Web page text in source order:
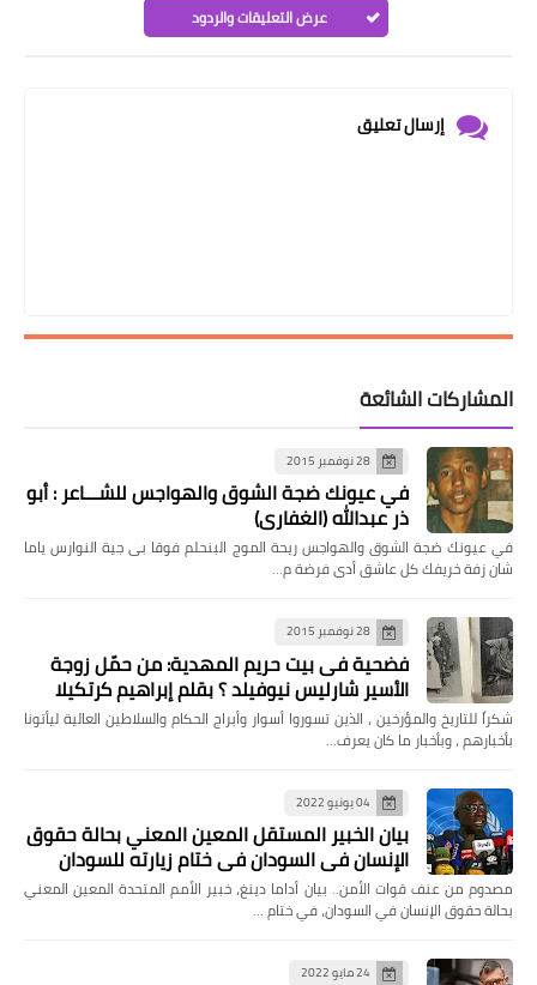
عرض التعليقات والردود
إرسال تعليق
المشاركات الشائعة
28 نوفمبر 2015
في عيونك ضجة الشوق والهواجس للشـــاعر : أبو
ذر عبدالله (الغفاري)
في عيونك ضجة الشوق والهواجس ريحة الموج البنحلم فوقا بى جية النوارس ياما
شان زفة خريفك كل عاشق أدى فرضة م…
28 نوفمبر 2015
فضحية فى بيت حريم المهدية: من حمّل زوجة
الأسير شارليس نيوفيلد ؟ بقلم إبراهيم كرتكيلا
شكراً للتاريخ والمؤرخين ، الذين تسوروا أسوار وأبراج الحكام والسلاطين العالية ليأتونا
بأخبارهم ، وبأخبار ما كان يعرف…
04 يونيو 2022
بيان الخبير المستقل المعين المعني بحالة حقوق
الإنسان في السودان في ختام زيارته للسودان
مصدوم من عنف قوات الأمن.. بيان أداما دينغ، خبير الأمم المتحدة المعين المعني
بحالة حقوق الإنسان في السودان، في ختام …
24 مايو 2022